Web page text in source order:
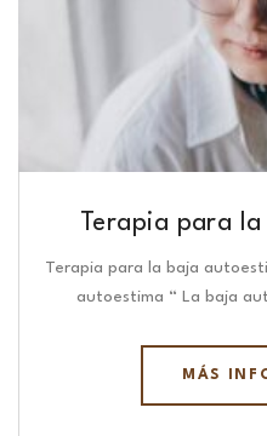
Terapia para
Terapia para la baja
autoestima “ La baja
MÁS